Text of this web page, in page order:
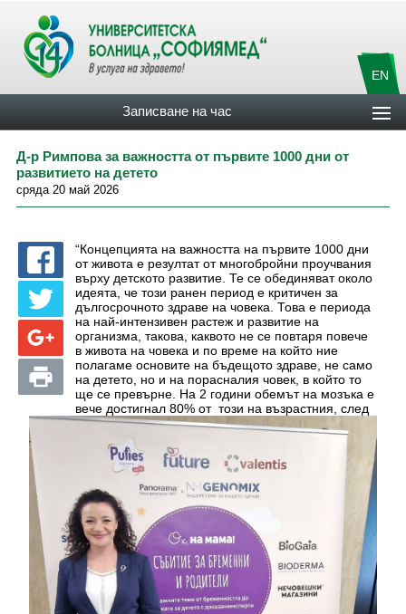
EN
Записване на час
Д-р Римпова за важността от първите 1000 дни от
развитието на детето
сряда 20 май 2026
“Концепцията на важността на първите 1000 дни
от живота е резултат от многобройни проучвания
върху детското развитие. Те се обединяват около
идеята, че този ранен период е критичен за
дългосрочното здраве на човека. Това е периода
на най-интензивен растеж и развитие на
организма, такова, каквото не се повтаря повече
в живота на човека и по време на който ние
полагаме основите на бъдещото здраве, не само
на детето, но и на порасналия човек, в който то
ще се превърне. На 2 години обемът на мозъка е
вече достигнал 80% от този на възрастния, след